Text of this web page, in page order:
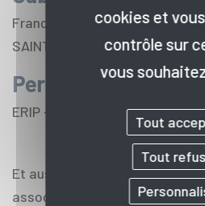
France services - 365 avenue
SAINT-ANDRÉ-DE-CUBZAC
Permanence de la
ERIP - 12 rue du Parc de
Et aussi, le CIBC 33 s’engage
associations qui accueillent
cookies et
contrôle sur
vous
Tout
Tout